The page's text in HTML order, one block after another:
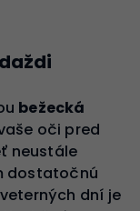
bežecká
oči pred
neustále
dostatočnú
dní je